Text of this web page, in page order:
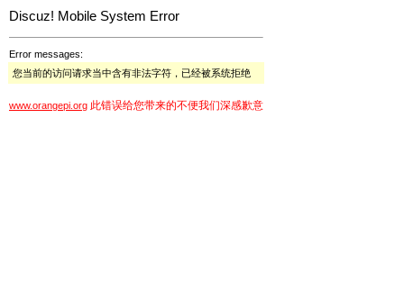
Discuz! Mobile System Error
Error messages:
您当前的访问请求当中含有非法字符，已经被系统拒绝
www.orangepi.org 此错误给您带来的不便我们深感歉意